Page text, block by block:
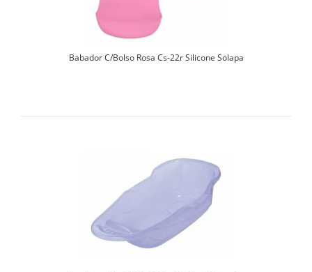
Babador C/Bolso Rosa Cs-22r Silicone Solapa